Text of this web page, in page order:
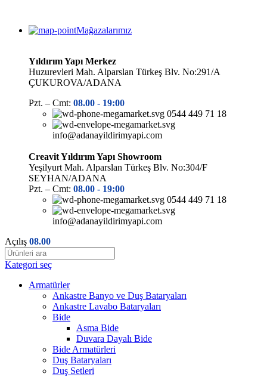
Mağazalarımız
Yıldırım Yapı Merkez
Huzurevleri Mah. Alparslan Türkeş Blv. No:291/A
ÇUKUROVA/ADANA
Pzt. – Cmt: 08.00 - 19:00
0544 449 71 18
info@adanayildirimyapi.com
Creavit Yıldırım Yapı Showroom
Yeşilyurt Mah. Alparslan Türkeş Blv. No:304/F
SEYHAN/ADANA
Pzt. – Cmt: 08.00 - 19:00
0544 449 71 18
info@adanayildirimyapi.com
Açılış 08.00
Kategori seç
Armatürler
Ankastre Banyo ve Duş Bataryaları
Ankastre Lavabo Bataryaları
Bide
Asma Bide
Duvara Dayalı Bide
Bide Armatürleri
Duş Bataryaları
Duş Setleri